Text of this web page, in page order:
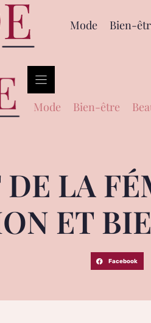
Mode Bien-
Mode Bien-être
DE LA
ET
Facebook